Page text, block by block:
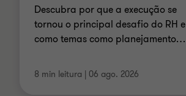
Descubra por que a execução se
tornou o principal desafio do RH e
como temas como planejamento…
8 min leitura | 06 ago. 2026